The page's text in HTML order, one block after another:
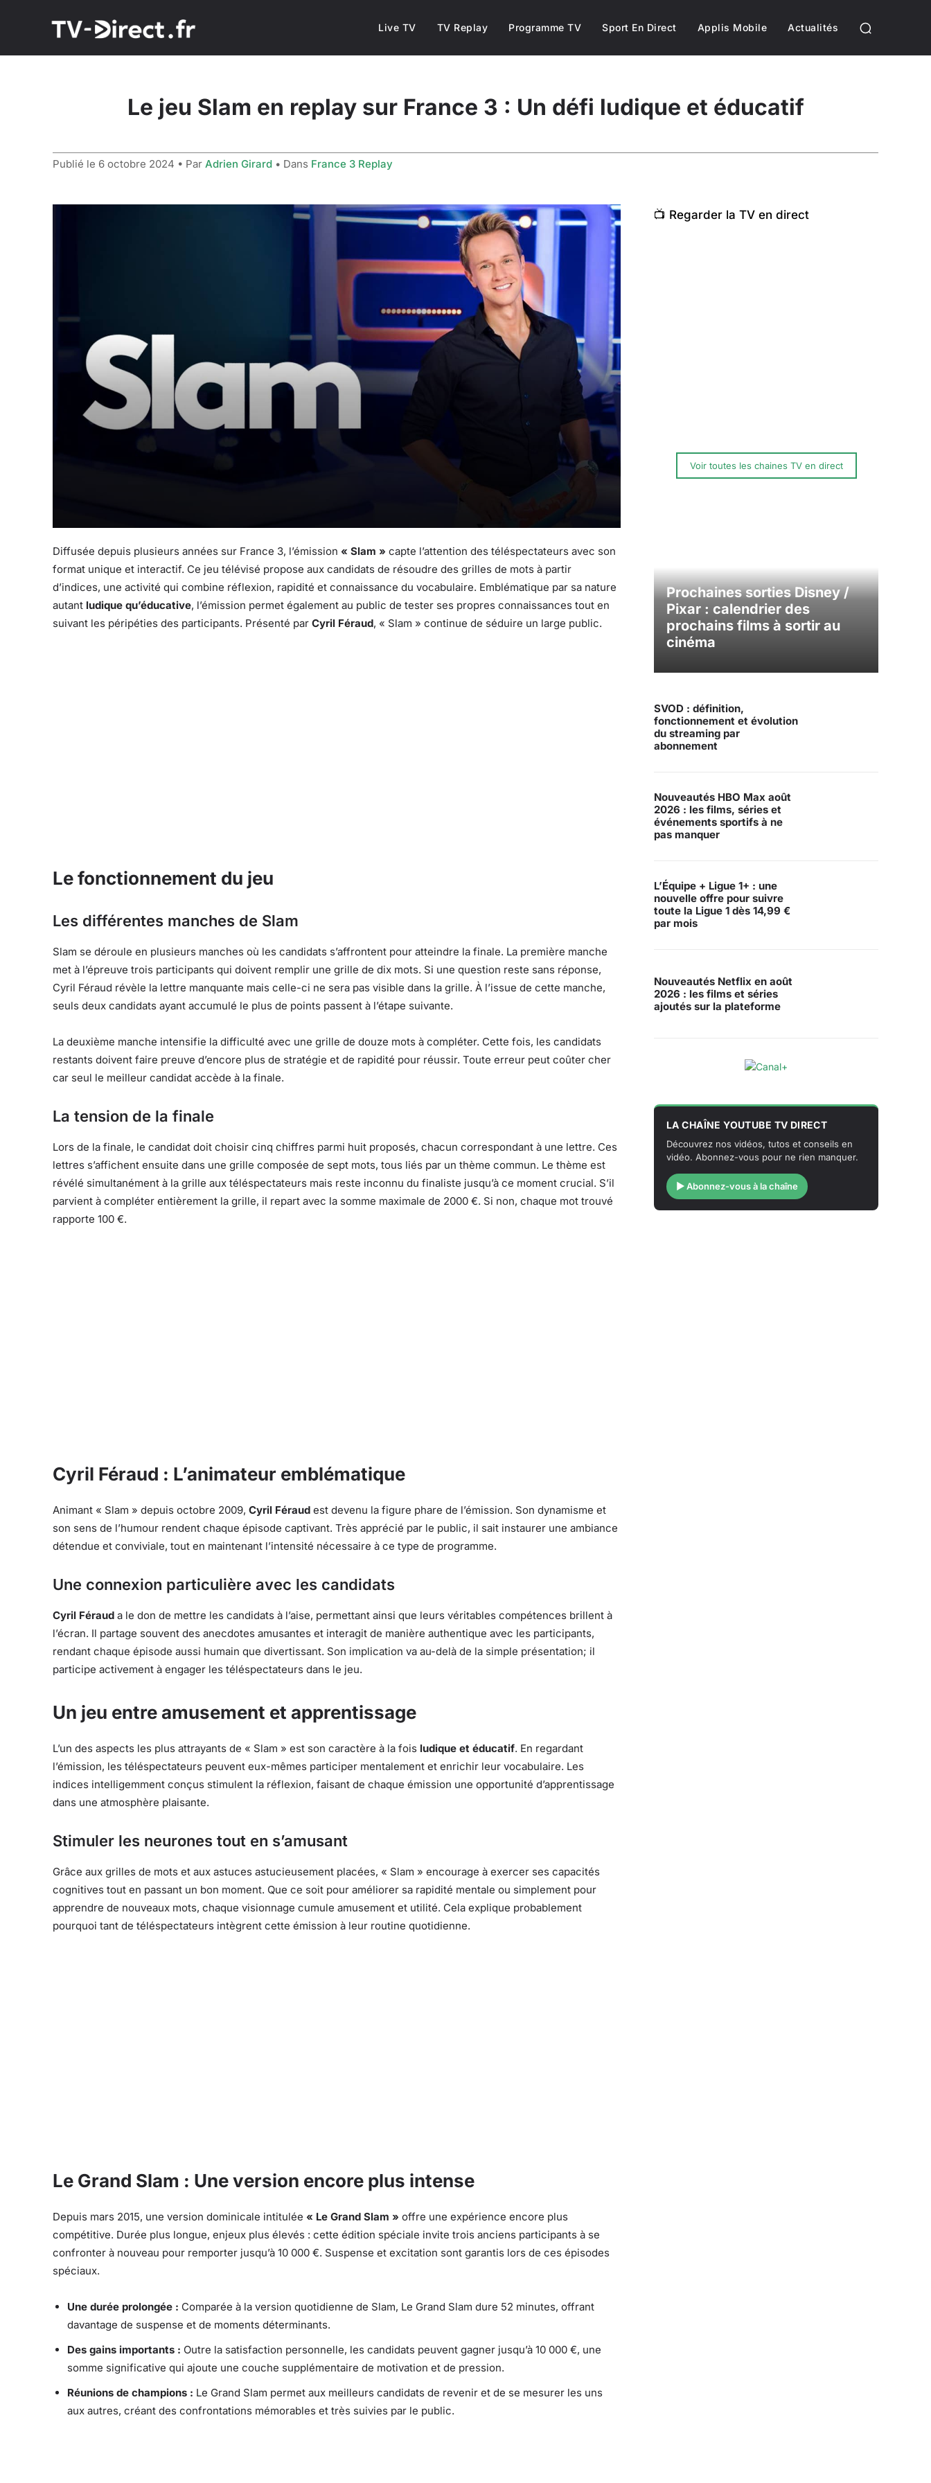
Live TV TV Replay Programme TV Sport En Direct Applis Mobile Actualités
Le jeu Slam en replay sur France 3 : Un défi ludique et éducatif
Publié le 6 octobre 2024 • Par Adrien Girard • Dans France 3 Replay
Diffusée depuis plusieurs années sur France 3, l’émission « Slam » capte l’attention des téléspectateurs avec son
format unique et interactif. Ce jeu télévisé propose aux candidats de résoudre des grilles de mots à partir
d’indices, une activité qui combine réflexion, rapidité et connaissance du vocabulaire. Emblématique par sa nature
autant ludique qu’éducative, l’émission permet également au public de tester ses propres connaissances tout en
suivant les péripéties des participants. Présenté par Cyril Féraud, « Slam » continue de séduire un large public.
Le fonctionnement du jeu
Les différentes manches de Slam
Slam se déroule en plusieurs manches où les candidats s’affrontent pour atteindre la finale. La première manche
met à l’épreuve trois participants qui doivent remplir une grille de dix mots. Si une question reste sans réponse,
Cyril Féraud révèle la lettre manquante mais celle-ci ne sera pas visible dans la grille. À l’issue de cette manche,
seuls deux candidats ayant accumulé le plus de points passent à l’étape suivante.
La deuxième manche intensifie la difficulté avec une grille de douze mots à compléter. Cette fois, les candidats
restants doivent faire preuve d’encore plus de stratégie et de rapidité pour réussir. Toute erreur peut coûter cher
car seul le meilleur candidat accède à la finale.
La tension de la finale
Lors de la finale, le candidat doit choisir cinq chiffres parmi huit proposés, chacun correspondant à une lettre. Ces
lettres s’affichent ensuite dans une grille composée de sept mots, tous liés par un thème commun. Le thème est
révélé simultanément à la grille aux téléspectateurs mais reste inconnu du finaliste jusqu’à ce moment crucial. S’il
parvient à compléter entièrement la grille, il repart avec la somme maximale de 2000 €. Si non, chaque mot trouvé
rapporte 100 €.
Cyril Féraud : L’animateur emblématique
Animant « Slam » depuis octobre 2009, Cyril Féraud est devenu la figure phare de l’émission. Son dynamisme et
son sens de l’humour rendent chaque épisode captivant. Très apprécié par le public, il sait instaurer une ambiance
détendue et conviviale, tout en maintenant l’intensité nécessaire à ce type de programme.
Une connexion particulière avec les candidats
Cyril Féraud a le don de mettre les candidats à l’aise, permettant ainsi que leurs véritables compétences brillent à
l’écran. Il partage souvent des anecdotes amusantes et interagit de manière authentique avec les participants,
rendant chaque épisode aussi humain que divertissant. Son implication va au-delà de la simple présentation; il
participe activement à engager les téléspectateurs dans le jeu.
Un jeu entre amusement et apprentissage
L’un des aspects les plus attrayants de « Slam » est son caractère à la fois ludique et éducatif. En regardant
l’émission, les téléspectateurs peuvent eux-mêmes participer mentalement et enrichir leur vocabulaire. Les
indices intelligemment conçus stimulent la réflexion, faisant de chaque émission une opportunité d’apprentissage
dans une atmosphère plaisante.
Stimuler les neurones tout en s’amusant
Grâce aux grilles de mots et aux astuces astucieusement placées, « Slam » encourage à exercer ses capacités
cognitives tout en passant un bon moment. Que ce soit pour améliorer sa rapidité mentale ou simplement pour
apprendre de nouveaux mots, chaque visionnage cumule amusement et utilité. Cela explique probablement
pourquoi tant de téléspectateurs intègrent cette émission à leur routine quotidienne.
Le Grand Slam : Une version encore plus intense
Depuis mars 2015, une version dominicale intitulée « Le Grand Slam » offre une expérience encore plus
compétitive. Durée plus longue, enjeux plus élevés : cette édition spéciale invite trois anciens participants à se
confronter à nouveau pour remporter jusqu’à 10 000 €. Suspense et excitation sont garantis lors de ces épisodes
spéciaux.
Une durée prolongée : Comparée à la version quotidienne de Slam, Le Grand Slam dure 52 minutes, offrant
davantage de suspense et de moments déterminants.
Des gains importants : Outre la satisfaction personnelle, les candidats peuvent gagner jusqu’à 10 000 €, une
somme significative qui ajoute une couche supplémentaire de motivation et de pression.
Réunions de champions : Le Grand Slam permet aux meilleurs candidats de revenir et de se mesurer les uns
aux autres, créant des confrontations mémorables et très suivies par le public.
📺 Regarder la TV en direct
Voir toutes les chaines TV en direct
Prochaines sorties Disney /
Pixar : calendrier des
prochains films à sortir au
cinéma
SVOD : définition,
fonctionnement et évolution
du streaming par
abonnement
Nouveautés HBO Max août
2026 : les films, séries et
événements sportifs à ne
pas manquer
L’Équipe + Ligue 1+ : une
nouvelle offre pour suivre
toute la Ligue 1 dès 14,99 €
par mois
Nouveautés Netflix en août
2026 : les films et séries
ajoutés sur la plateforme
LA CHAÎNE YOUTUBE TV DIRECT
Découvrez nos vidéos, tutos et conseils en
vidéo. Abonnez-vous pour ne rien manquer.
▶ Abonnez-vous à la chaîne